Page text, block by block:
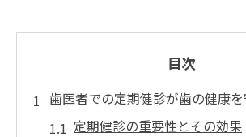
目次
歯医者での定期健診が歯の健康
定期健診の重要性とその効果